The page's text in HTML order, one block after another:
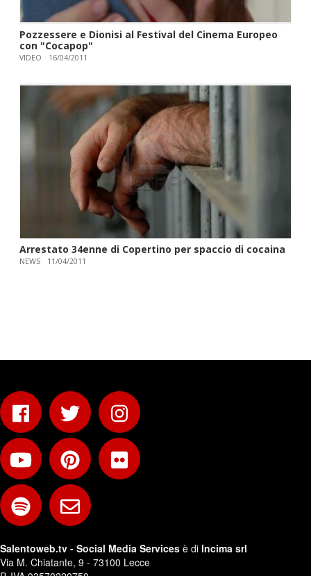
Pozzessere e Dionisi al Festival del Cinema Europeo
con "Cocapop"
VIDEO 16/04/2011
Arrestato 34enne di Copertino per spaccio di cocaina
NEWS 11/04/2011
Salentoweb.tv - Social Media Services è di Incima srl
Via M. Chiatante, 9 - 73100 Lecce